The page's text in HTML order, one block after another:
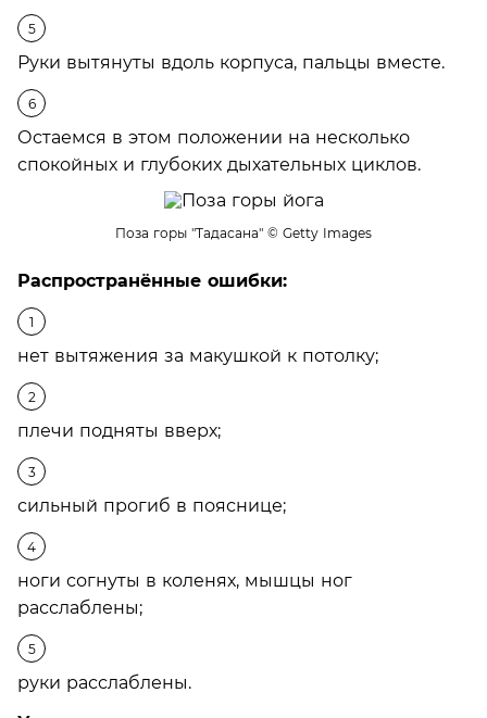
Руки вытянуты вдоль корпуса, пальцы вместе.
Остаемся в этом положении на несколько
спокойных и глубоких дыхательных циклов.
Поза горы "Тадасана" © Getty Images
Распространённые ошибки:
нет вытяжения за макушкой к потолку;
плечи подняты вверх;
сильный прогиб в пояснице;
ноги согнуты в коленях, мышцы ног
расслаблены;
руки расслаблены.